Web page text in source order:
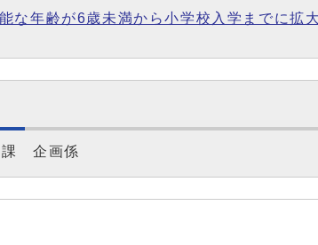
な年齢が6歳未満から小学校入学までに拡大
課 企画係